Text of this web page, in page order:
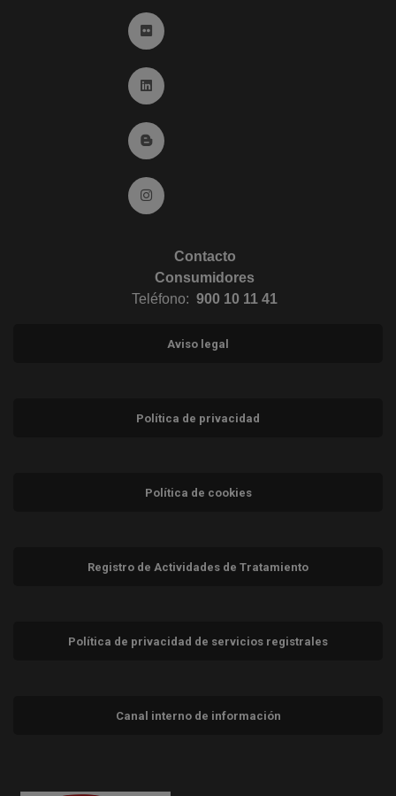
Ir a Flickr (abre en ventana nueva)
Ir a Linkedin (abre en ventana nueva)
Ir al Blog (abre en ventana nueva)
Ir a Instagram (abre en ventana nueva)
Contacto
Consumidores
Teléfono: 900 10 11 41
Aviso legal
Política de privacidad
Política de cookies
Registro de Actividades de Tratamiento
Política de privacidad de servicios registrales
Canal interno de información